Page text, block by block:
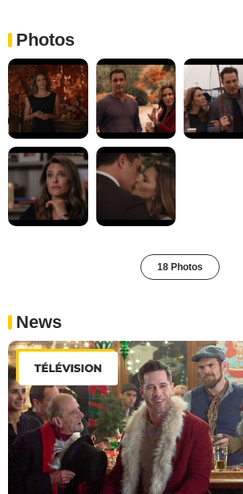
Photos
18 Photos
News